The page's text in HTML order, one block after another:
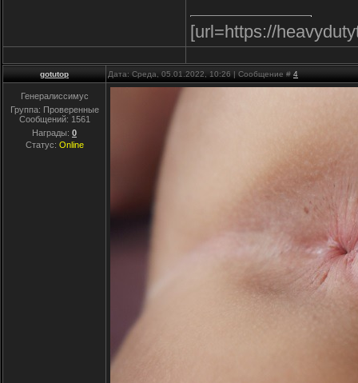
[url=https://
gotutop Дата: Среда, 05.01.2022, 10:26 | Сообщение # 4
Генералиссимус
Группа: Проверенные
Сообщений: 1561
Награды: 0
Статус: Online